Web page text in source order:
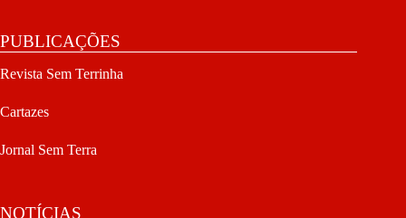
PUBLICAÇÕES
Revista Sem Terrinha
Cartazes
Jornal Sem Terra
NOTÍCIAS